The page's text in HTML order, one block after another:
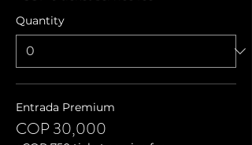
Quantity
Entrada Premium
COP 30,000